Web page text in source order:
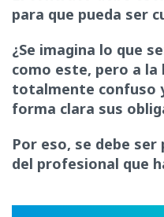
para que pueda ser
¿Se imagina lo que
como este, pero a la
totalmente confuso
forma clara sus
Por eso, se debe
del profesional que